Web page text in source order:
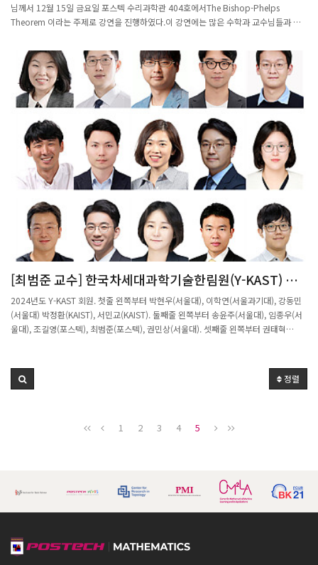
님께서 12월 15일 금요일 포스텍 수리과학관 404호에서The Bishop-Phelps
Theorem 이라는 주제로 강연을 진행하였다.이 강연에는 많은 수학과 교수님들과 학
지도하였으며 함수해석학 분야의 무한차원 함수이론에서 새로운 연구 분야를 개척해
세계적인 수준의 연구성과를 이뤘다.또한 2024년 1월22일(월) ~26일(금)까지 포스텍
IBS 건물 301호에서 대학원생을 포함하여 국내외 연구원과 교수들이 격의 없이 토론
할 수 있는 개방학교인 제19회 일주수학학교가 개최된다.
[최범준 교수] 한국차세대과학기술한림원(Y-KAST) 회
원 선출
2024년도 Y-KAST 회원. 첫줄 왼쪽부터 박현우(서울대), 이학연(서울과기대), 강동민
(서울대) 박정환(KAIST), 서민교(KAIST). 둘째줄 왼쪽부터 송윤주(서울대), 임종우(서
울대), 조길영(포스텍), 최범준(포스텍), 권민상(서울대). 셋째줄 왼쪽부터 권태혁
일(KAIST), 이효준(한국생명연구원), 다섯째줄 왼쪽부터 김기현(성균관대), 박정환(서
울대), 정기훈(서울대), 최성환(연세대). 한국과학기술한림원 제공 한국과학기술한림원
혔다.Y-KAST 회원은 만 43세 이하 젊은 과학자들 중 학문적 성과가 뛰어난 연구자로
전지 소재 연구에서 독보적 성과를 도출하고 있는 이현욱 울산과학기술원(UNIST) 교
수 등 국제학계에서 주목받는 과학자도 다수 포함됐다.여성과학자는 김소연 서울대 교
수, 김은주 한국과학기술연구원(KIST) 책임연구원, 송윤주 서울대 교수, 이현주 KAIST
후 4시, ‘2023 Y-KAST 회원의 날(Members’ Day)’을 온·오프라인으로 동시 개최하
고 신임 회원에 대한 회원패 수여 및 연구업적 소개 등을 진행할 계획이다.행사에는 조
정렬
1 2 3 4 5